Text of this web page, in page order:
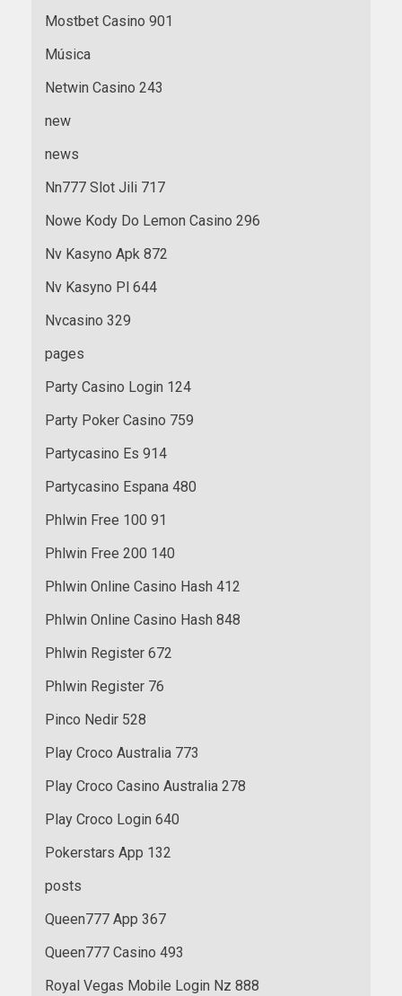
Mostbet Casino 901
Música
Netwin Casino 243
new
news
Nn777 Slot Jili 717
Nowe Kody Do Lemon Casino 296
Nv Kasyno Apk 872
Nv Kasyno Pl 644
Nvcasino 329
pages
Party Casino Login 124
Party Poker Casino 759
Partycasino Es 914
Partycasino Espana 480
Phlwin Free 100 91
Phlwin Free 200 140
Phlwin Online Casino Hash 412
Phlwin Online Casino Hash 848
Phlwin Register 672
Phlwin Register 76
Pinco Nedir 528
Play Croco Australia 773
Play Croco Casino Australia 278
Play Croco Login 640
Pokerstars App 132
posts
Queen777 App 367
Queen777 Casino 493
Royal Vegas Mobile Login Nz 888